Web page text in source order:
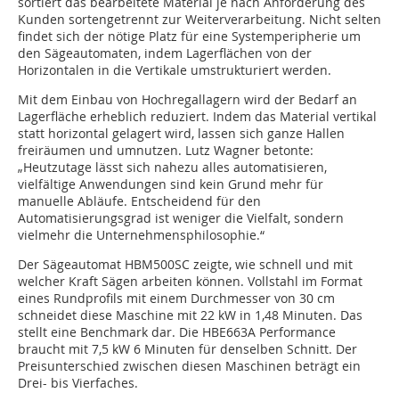
Kunden sortengetrennt zur Weiterverarbeitung. Nicht selten
findet sich der nötige Platz für eine Systemperipherie um
den Sägeautomaten, indem Lagerflächen von der
Horizontalen in die Vertikale umstrukturiert werden.
Mit dem Einbau von Hochregallagern wird der Bedarf an
Lagerfläche erheblich reduziert. Indem das Material vertikal
statt horizontal gelagert wird, lassen sich ganze Hallen
freiräumen und umnutzen. Lutz Wagner betonte:
„Heutzutage lässt sich nahezu alles automatisieren,
vielfältige Anwendungen sind kein Grund mehr für
manuelle Abläufe. Entscheidend für den
Automatisierungsgrad ist weniger die Vielfalt, sondern
vielmehr die Unternehmensphilosophie.“
Der Sägeautomat HBM500SC zeigte, wie schnell und mit
welcher Kraft Sägen arbeiten können. Vollstahl im Format
eines Rundprofils mit einem Durchmesser von 30 cm
schneidet diese Maschine mit 22 kW in 1,48 Minuten. Das
stellt eine Benchmark dar. Die HBE663A Performance
braucht mit 7,5 kW 6 Minuten für denselben Schnitt. Der
Preisunterschied zwischen diesen Maschinen beträgt ein
Drei- bis Vierfaches.